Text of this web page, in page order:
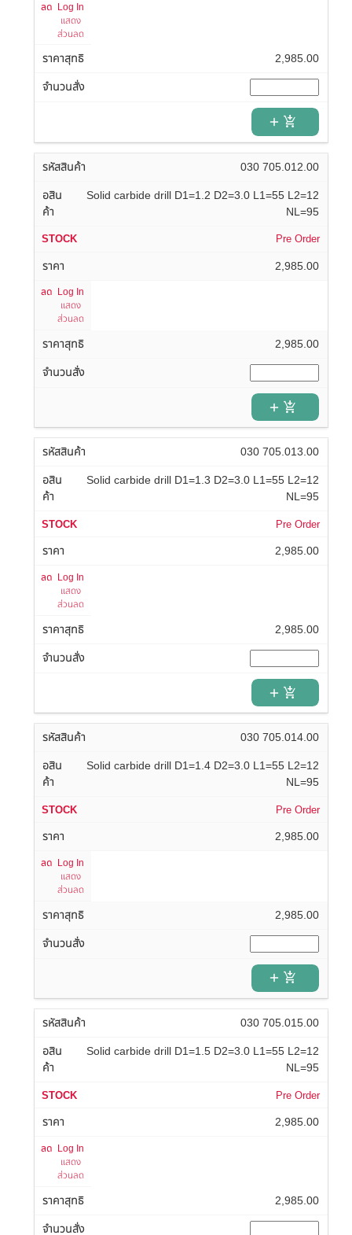
Log In
แสดง
ส่วนลด
2,985.00
add_shopping_cart
030 705.012.00
Solid carbide drill D1=1.2 D2=3.0 L1=55 L2=12
NL=95
Pre Order
2,985.00
Log In
แสดง
ส่วนลด
2,985.00
add_shopping_cart
030 705.013.00
Solid carbide drill D1=1.3 D2=3.0 L1=55 L2=12
NL=95
Pre Order
2,985.00
Log In
แสดง
ส่วนลด
2,985.00
add_shopping_cart
030 705.014.00
Solid carbide drill D1=1.4 D2=3.0 L1=55 L2=12
NL=95
Pre Order
2,985.00
Log In
แสดง
ส่วนลด
2,985.00
add_shopping_cart
030 705.015.00
Solid carbide drill D1=1.5 D2=3.0 L1=55 L2=12
NL=95
Pre Order
2,985.00
Log In
แสดง
ส่วนลด
2,985.00